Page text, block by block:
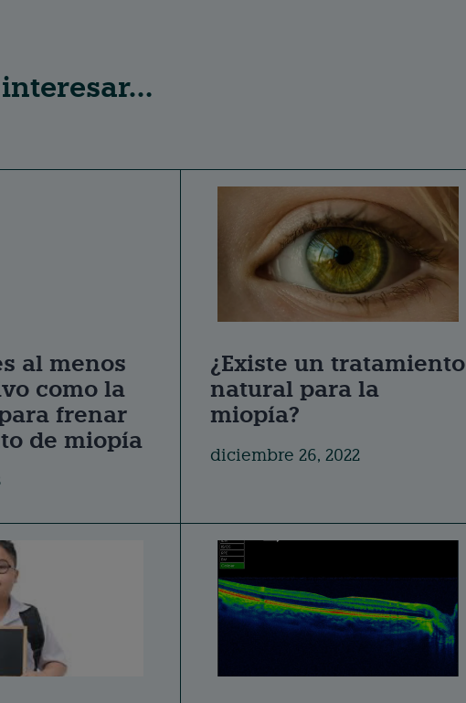
al menos
como la
frenar
de miopía
¿Existe un tratamiento
natural para la
miopía?
diciembre 26, 2022